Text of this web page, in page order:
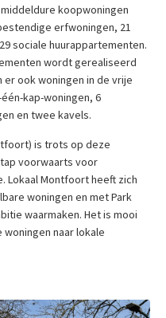
koopwoningen
erfwoningen, 21
sociale huurappartementen.
wordt gerealiseerd
er ook woningen in de vrije
kap-woningen, 6
en twee kavels.
is trots op deze
voorwaarts voor
Lokaal Montfoort heeft zich
woningen en met Park
waarmaken. Het is mooi
naar lokale